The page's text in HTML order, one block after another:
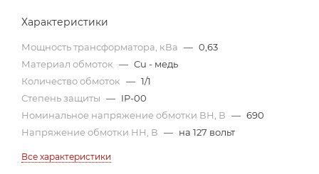
Характеристики
Мощность трансформатора, кВа — 0,63
Материал обмоток — Cu - медь
Количество обмоток — 1/1
Степень защиты — IP-00
Номинальное напряжение обмотки ВН, В — 690
Напряжение обмотки НН, В — на 127 вольт
Все характеристики